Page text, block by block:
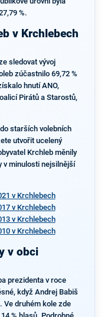
%.
v Krchlebech
sledovat vývoj
zúčastnilo 69,72 %
hnutí ANO,
Pirátů a Starostů,
starších volebních
utvořit ucelený
Krchleb měnily
v minulosti nejsilnější
v Krchlebech
v Krchlebech
v Krchlebech
v Krchlebech
v obci
prezidenta v roce
když Andrej Babiš
Ve druhém kole zde